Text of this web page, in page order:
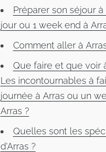
Préparer son séjour à
jour ou 1 week end à
Comment aller à
Que faire et que voir
Les incontournables à
journée à Arras ou un
Arras ?
Quelles sont les
d'Arras ?